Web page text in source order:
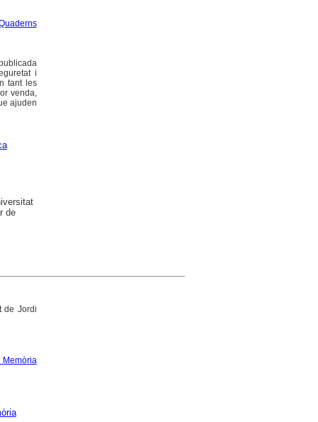
i
tant les
venda,
ajuden
de
de Jordi